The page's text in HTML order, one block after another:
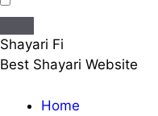
Shayari Fi
Best Shayari Website
Home